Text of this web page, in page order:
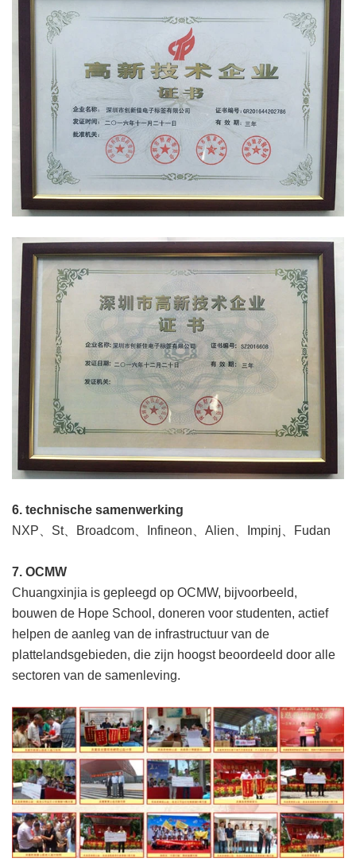
6. technische samenwerking
NXP、St、Broadcom、Infineon、Alien、Impinj、Fudan
7. OCMW
Chuangxinjia is gepleegd op OCMW, bijvoorbeeld,
bouwen de Hope School, doneren voor studenten, actief
helpen de aanleg van de infrastructuur van de
plattelandsgebieden, die zijn hoogst beoordeeld door alle
sectoren van de samenleving.